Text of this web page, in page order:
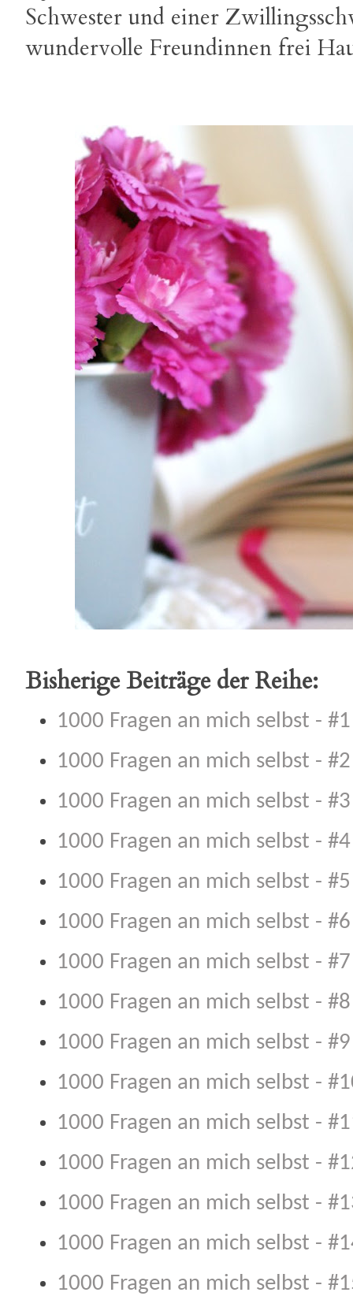
Schwester und einer
wundervolle Freundinnen frei
Bisherige Beiträge der Reihe:
1000 Fragen an mich selbst - #1
1000 Fragen an mich selbst - #2
1000 Fragen an mich selbst - #3
1000 Fragen an mich selbst - #4
1000 Fragen an mich selbst - #5
1000 Fragen an mich selbst - #6
1000 Fragen an mich selbst - #7
1000 Fragen an mich selbst - #8
1000 Fragen an mich selbst - #9
1000 Fragen an mich selbst -
1000 Fragen an mich selbst -
1000 Fragen an mich selbst -
1000 Fragen an mich selbst -
1000 Fragen an mich selbst -
1000 Fragen an mich selbst -